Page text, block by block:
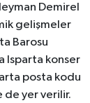
Demirel
gelişmeler
Barosu
Isparta konser
posta kodu
de yer verilir.